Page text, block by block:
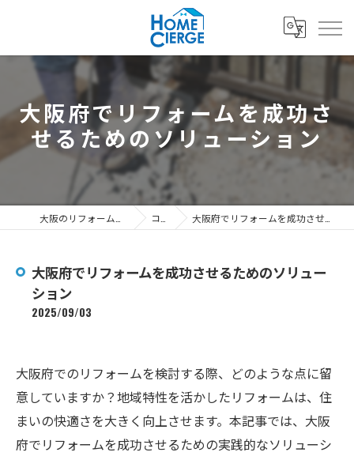
大阪府でリフォームを成功さ
せるためのソリューション
コラム 大阪府でリフォームを成功させるためのソリューション
大阪府でリフォームを成功させるためのソリュー
ション
2025/09/03
大阪府でのリフォームを検討する際、どのような点に留
意していますか？地域特性を活かしたリフォームは、住
まいの快適さを大きく向上させます。本記事では、大阪
府でリフォームを成功させるための実践的なソリューシ